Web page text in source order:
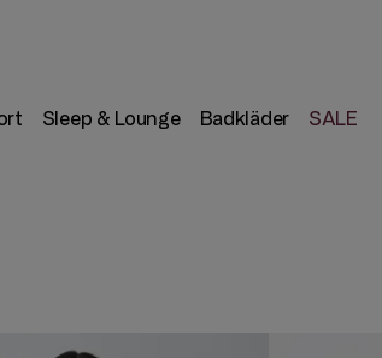
Sleep & Lounge Badkläder SALE